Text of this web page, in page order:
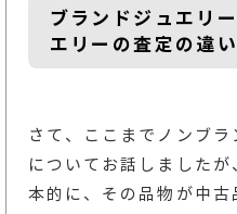
ブランドジュエリ
エリーの査定の違い
さて、ここまでノンブ
についてお話しました
本的に、その品物が中